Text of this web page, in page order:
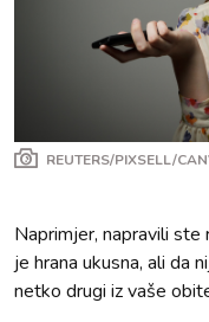
REUTERS/PIXSELL/
Naprimjer, napravili ste
je hrana ukusna, ali da
netko drugi iz vaše